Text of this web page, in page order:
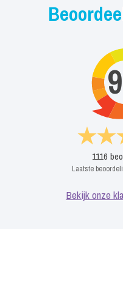
1116
Laatste
Bekijk onze